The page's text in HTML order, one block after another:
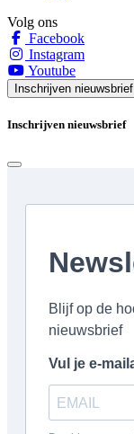
Volg ons
Facebook
Instagram
Youtube
Inschrijven nieuwsbrief
Inschrijven nieuwsbrief